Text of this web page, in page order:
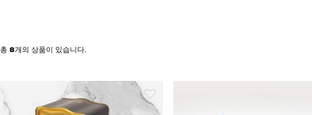
총 8개의 상품이 있습니다.